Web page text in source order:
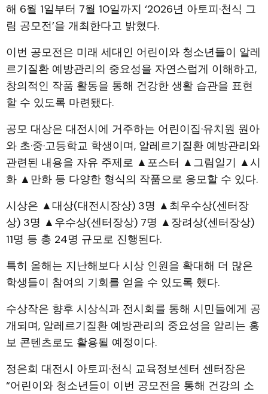
해 6월 1일부터 7월 10일까지 ‘2026년 아토피·천식 그
림 공모전’을 개최한다고 밝혔다.
이번 공모전은 미래 세대인 어린이와 청소년들이 알레
르기질환 예방관리의 중요성을 자연스럽게 이해하고,
창의적인 작품 활동을 통해 건강한 생활 습관을 표현
할 수 있도록 마련됐다.
공모 대상은 대전시에 거주하는 어린이집·유치원 원아
와 초·중·고등학교 학생이며, 알레르기질환 예방관리와
관련된 내용을 자유 주제로 ▲포스터 ▲그림일기 ▲시
화 ▲만화 등 다양한 형식의 작품으로 응모할 수 있다.
시상은 ▲대상(대전시장상) 3명 ▲최우수상(센터장
상) 3명 ▲우수상(센터장상) 7명 ▲장려상(센터장상)
11명 등 총 24명 규모로 진행된다.
특히 올해는 지난해보다 시상 인원을 확대해 더 많은
학생들이 참여의 기회를 얻을 수 있도록 했다.
수상작은 향후 시상식과 전시회를 통해 시민들에게 공
개되며, 알레르기질환 예방관리의 중요성을 알리는 홍
보 콘텐츠로도 활용될 예정이다.
정은희 대전시 아토피·천식 교육정보센터 센터장은
“어린이와 청소년들이 이번 공모전을 통해 건강의 소